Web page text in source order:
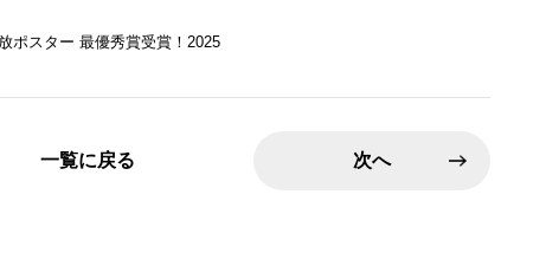
ポスター 最優秀賞受賞！2025
一覧に戻る 次へ